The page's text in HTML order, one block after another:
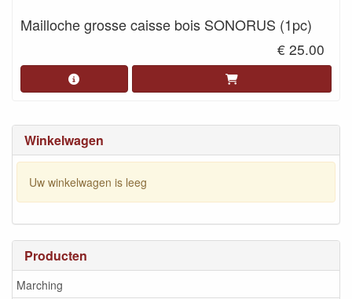
Winkelwagen
Uw winkelwagen is leeg
Producten
Marching
Mailloche grosse caisse bois SONORUS (1pc)
€ 25.00